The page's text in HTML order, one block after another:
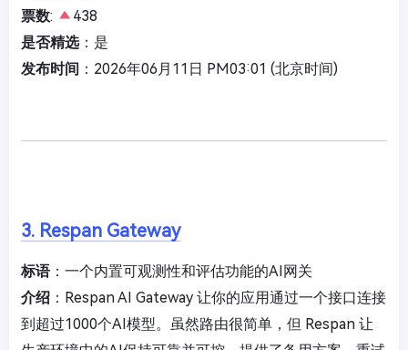
票数:
438
是否精选：是
发布时间 ：2026年06月11日 PM03:01 (北京时间)
3. Respan Gateway
标语：一个内置可观测性和评估功能的AI网关
介绍 ：Respan AI Gateway 让你的应用通过一个接口连接
到超过1000个AI模型。虽然路由很简单，但 Respan 让